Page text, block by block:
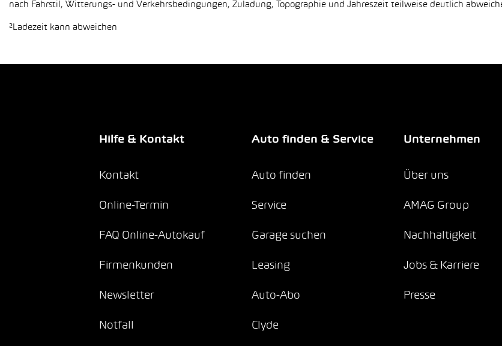
nach Fahrstil, Witterungs- und Verkehrsbedingungen, Zuladung, Topographie und Jahreszeit teilweise deutlich
²Ladezeit kann abweichen
Hilfe & Kontakt
Kontakt
Online-Termin
FAQ Online-Autokauf
Firmenkunden
Newsletter
Notfall
Auto finden & Service
Auto finden
Service
Garage suchen
Leasing
Auto-Abo
Clyde
Unternehmen
Über uns
AMAG Group
Nachhaltigkeit
Jobs & Karriere
Presse